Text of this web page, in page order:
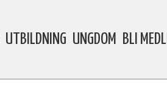
UTBILDNING UNGDOM BLI